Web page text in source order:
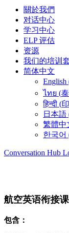
關於我們
对话中心
学习中心
ELP 评估
资源
我们的培训
简体中文
English
ไทย (
हिन्दी (
日本語
繁體中
한국어
Conversation Hub
航空英语衔接
包含：